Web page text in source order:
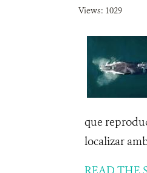
Views: 1029
que
localizar